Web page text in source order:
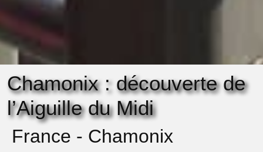
Chamonix : découverte de
l’Aiguille du Midi
France - Chamonix